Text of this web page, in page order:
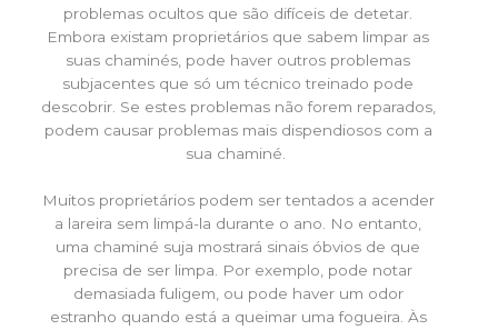
problemas ocultos que são difíceis de detetar.
Embora existam proprietários que sabem limpar as
suas chaminés, pode haver outros problemas
subjacentes que só um técnico treinado pode
descobrir. Se estes problemas não forem reparados,
podem causar problemas mais dispendiosos com a
sua chaminé.
Muitos proprietários podem ser tentados a acender
a lareira sem limpá-la durante o ano. No entanto,
uma chaminé suja mostrará sinais óbvios de que
precisa de ser limpa. Por exemplo, pode notar
demasiada fuligem, ou pode haver um odor
estranho quando está a queimar uma fogueira. Às